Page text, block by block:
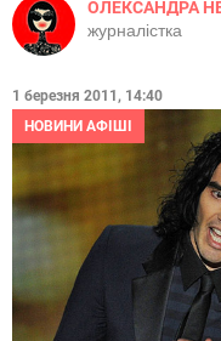
ОЛЕКСАНДРА
журналістка
1 березня 2011, 14:40
НОВИНИ АФІШІ